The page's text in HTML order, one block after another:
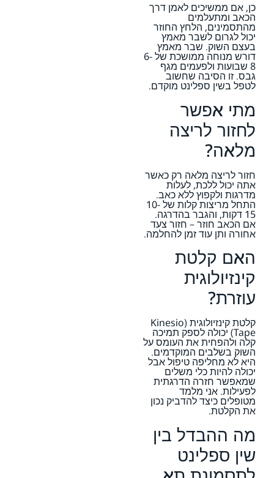
כן, אם ממשיכים לאמן דרך
הכאב ומתעלמים
מהתסמינים, הלחץ החוזר
יכול לגרום לשבר מאמץ
בעצם השוק. שבר מאמץ
דורש מנוחה ממושכת של 6-
8 שבועות ולפעמים מגף
גבס. זו הסיבה שחשוב
לטפל בשין ספלינט מוקדם.
מתי אפשר
לחזור לריצה
מלאה?
חזור לריצה מלאה רק כאשר
אתה יכול ללכת, לעלות
מדרגות ולקפוץ ללא כאב.
התחל מריצות קלות של 10-
15 דקות, והגבר בהדרגה.
אם הכאב חוזר – חזור צעד
אחורה ותן עוד זמן להחלמה.
האם קלטת
קינזיולוגית
עוזרת?
קלטת קינזיולוגית (Kinesio
Tape) יכולה לספק תמיכה
קלה ולהפחית את העומס על
השוק בשלבים המוקדמים.
היא לא מחליפה טיפול אבל
יכולה להיות כלי משלים
שמאפשר חזרה הדרגתית
לפעילות. אני מלמד
מטופלים כיצד להדביק נכון
את הקלטת.
מה ההבדל בין
שין ספלינט